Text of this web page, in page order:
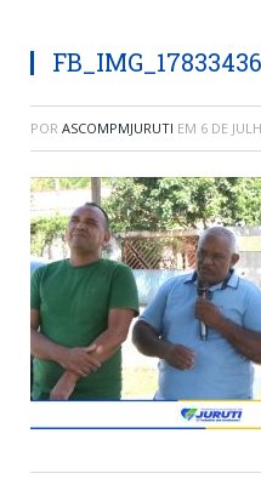
POR ASCOMPMJURUTI EM 6 DE